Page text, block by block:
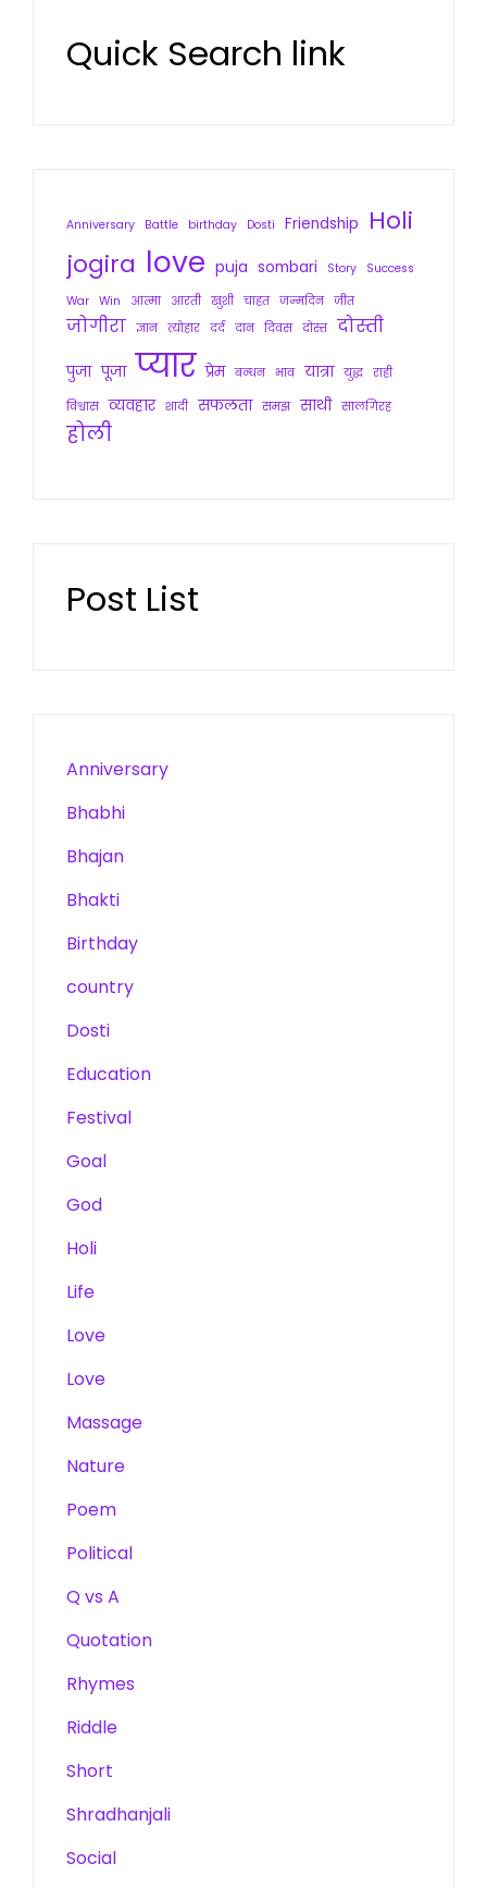
Quick Search link
Anniversary Battle birthday Dosti Friendship
Holi
jogira love puja sombari Story
Success
War Win आत्मा आरती खुशी चाहत जन्मदिन जीत
जोगीरा ज्ञान त्योहार दर्द दान दिवस दोस्त दोस्ती
पुजा पूजा प्यार प्रेम बन्धन भाव यात्रा युद्ध राही
विश्वास व्यवहार शादी सफलता समझ साथी सालगिरह
होली
Post List
Anniversary
Bhabhi
Bhajan
Bhakti
Birthday
country
Dosti
Education
Festival
Goal
God
Holi
Life
Love
Love
Massage
Nature
Poem
Political
Q vs A
Quotation
Rhymes
Riddle
Short
Shradhanjali
Social